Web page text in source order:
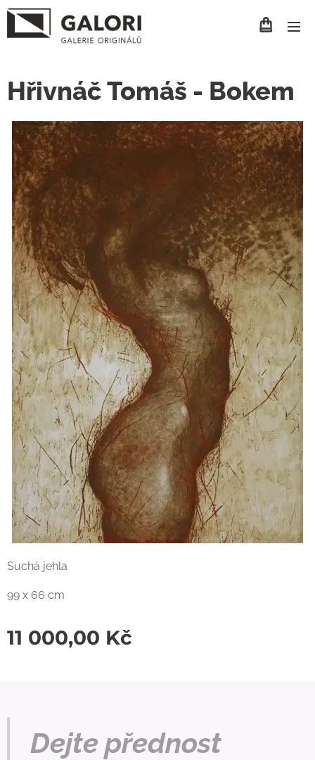
Hřivnáč Tomáš - Bokem
Suchá jehla
99 x 66 cm
11 000,00 Kč
Dejte přednost